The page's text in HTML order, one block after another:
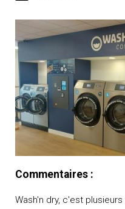
Commentaires :
Wash'n dry, c'est